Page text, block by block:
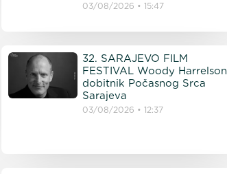
03/08/2026 15:47
32. SARAJEVO FILM
FESTIVAL Woody Harrelson
dobitnik Počasnog Srca
Sarajeva
03/08/2026 12:37